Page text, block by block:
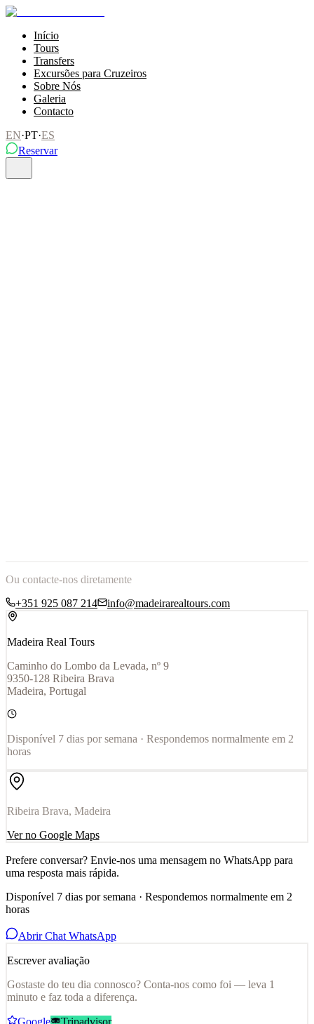
Início
Tours
Transfers
Excursões para Cruzeiros
Sobre Nós
Galeria
Contacto
EN·PT·ES
Reservar
Ou contacte-nos diretamente
+351 925 087 214
info@madeirarealtours.com
Madeira Real Tours
Caminho do Lombo da Levada, nº 9
9350-128 Ribeira Brava
Madeira, Portugal
Disponível 7 dias por semana · Respondemos normalmente em 2
horas
Ribeira Brava, Madeira
Ver no Google Maps
Prefere conversar? Envie-nos uma mensagem no WhatsApp para
uma resposta mais rápida.
Disponível 7 dias por semana · Respondemos normalmente em 2
horas
Abrir Chat WhatsApp
Escrever avaliação
Gostaste do teu dia connosco? Conta-nos como foi — leva 1
minuto e faz toda a diferença.